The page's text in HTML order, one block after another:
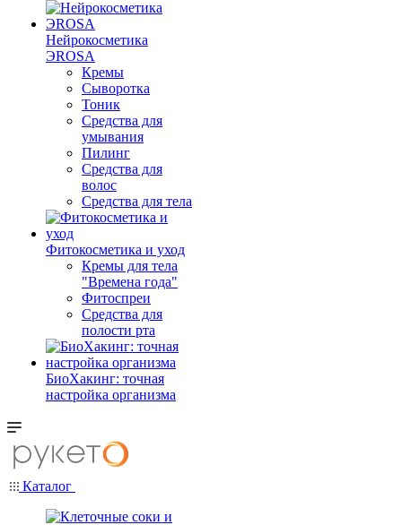
Нейрокосметика
ЭROSA
Кремы
Сыворотка
Тоник
Средства для
умывания
Пилинг
Средства для
волос
Средства для тела
Фитокосметика и уход
Кремы для тела
"Времена года"
Фитоспреи
Средства для
полости рта
БиоХакинг: точная
настройка организма
Каталог